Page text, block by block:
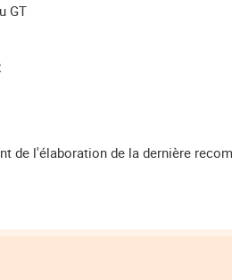
GT
de l'élaboration de la dernière